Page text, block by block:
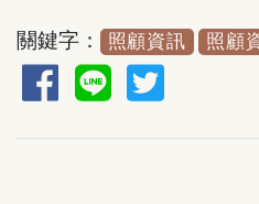
關鍵字： 照顧資訊 照顧